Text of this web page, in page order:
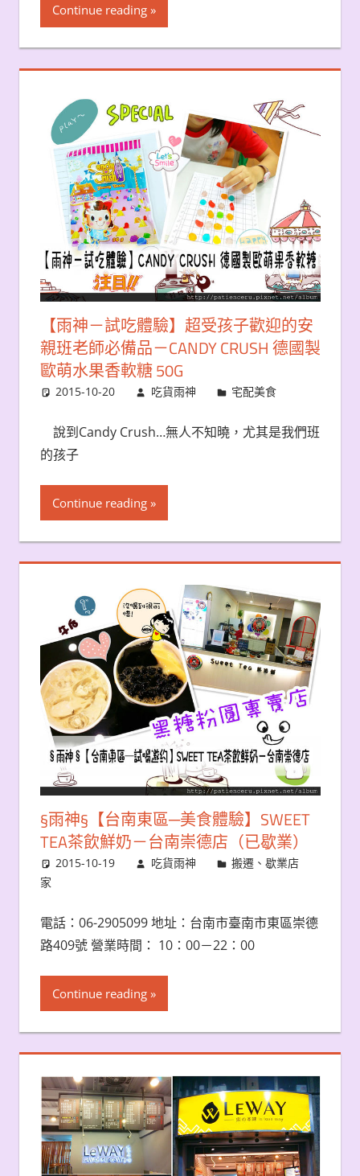
Continue reading
【雨神－試吃體驗】超受孩子歡迎的安
親班老師必備品－CANDY CRUSH 德國製
歐萌水果香軟糖 50G
2015-10-20 吃貨雨神 宅配美食
說到Candy Crush…無人不知曉，尤其是我們班
的孩子
Continue reading
§雨神§【台南東區─美食體驗】SWEET
TEA茶飲鮮奶－台南崇德店（已歇業）‬
2015-10-19 吃貨雨神
搬遷、歇業店
家
電話：06-2905099 地址：台南市臺南市東區崇德
路409號 營業時間： 10：00－22：00
Continue reading